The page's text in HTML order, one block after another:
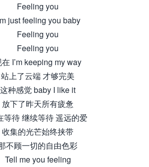
Feeling you
just feeling you baby
Feeling you
Feeling you
I’m keeping my way
站上了云端 才够完美
这种感觉 baby I like it
放下了昨天所有疲惫
等待 继续等待 遥远的爱
收集的光芒始终挟带
不顾一切的自由色彩
Tell me you feeling